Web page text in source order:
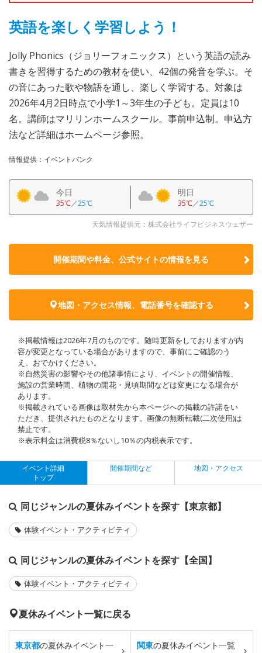
英語を楽しく学習しよう！
Jolly Phonics（ジョリーフォニックス）という英語の読み
書きを習得するための教材を使い、42個の発音を学ぶ。そ
の音にあった歌や物語を通し、楽しく学習する。対象は
2026年4月2日時点で小学1～3年生の子ども。定員は10
名。講師はマリリンホームスクール。事前申込制。申込方
法など詳細はホームページ参照。
情報提供：イベントバンク
今日
35℃／25℃
明日
35℃／25℃
天気情報提供元：株式会社ライフビジネスウェザー
開催期間や料金、公式サイトの情報を見る
地図・アクセス情報、電話番号を確認する
※掲載情報は2026年7月のものです。随時更新をしておりますが内
容が変更となっている場合がありますので、事前にご確認のう
え、おでかけください。
※自然災害の影響やその他諸事情により、イベントの開催情報、
施設の営業時間、植物の開花・見頃期間などは変更になる場合が
あります。
※掲載されている画像は取材先から本ページへの掲載の許諾をい
ただき、提供されたものとなります。画像の無断転載(二次使用)は
禁止です。
※表示料金は消費税8％ないし10％の内税表示です。
イベント詳細
トップ
開催期間など 地図・アクセス
同じジャンルの夏休みイベントを探す【東京都】
体験イベント・アクティビティ
同じジャンルの夏休みイベントを探す【全国】
体験イベント・アクティビティ
夏休みイベント一覧に戻る
東京都の夏休みイベント一
関東の夏休みイベント一覧